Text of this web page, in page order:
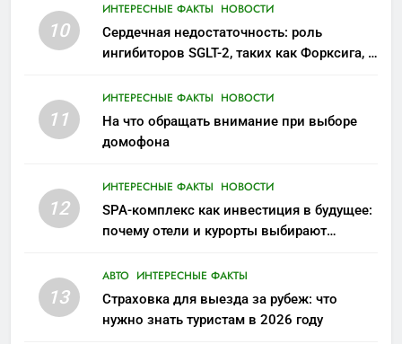
10
ИНТЕРЕСНЫЕ ФАКТЫ НОВОСТИ
Сердечная недостаточность: роль
ингибиторов SGLT-2, таких как Форксига, в
11
ИНТЕРЕСНЫЕ ФАКТЫ НОВОСТИ
На что обращать внимание при выборе
домофона
12
ИНТЕРЕСНЫЕ ФАКТЫ НОВОСТИ
SPA-комплекс как инвестиция в будущее:
почему отели и курорты выбирают
13
АВТО ИНТЕРЕСНЫЕ ФАКТЫ
Страховка для выезда за рубеж: что
нужно знать туристам в 2026 году